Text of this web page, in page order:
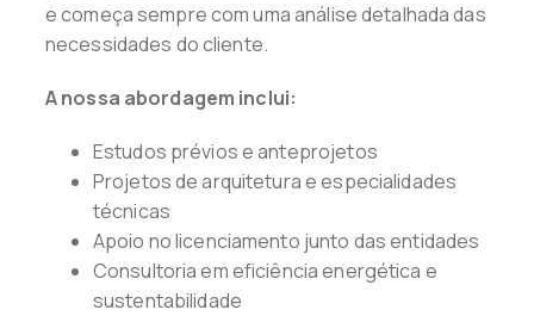
e começa sempre com uma análise detalhada das
necessidades do cliente.
A nossa abordagem inclui:
Estudos prévios e anteprojetos
Projetos de arquitetura e especialidades
técnicas
Apoio no licenciamento junto das entidades
Consultoria em eficiência energética e
sustentabilidade